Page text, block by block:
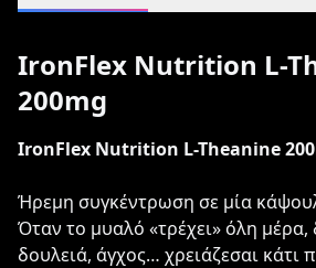
IronFlex Nutrition L-
200mg
IronFlex Nutrition L-Theanine
Ήρεμη συγκέντρωση σε μία
Όταν το μυαλό «τρέχει» όλη
δουλειά, άγχος… χρειάζεσαι κάτι